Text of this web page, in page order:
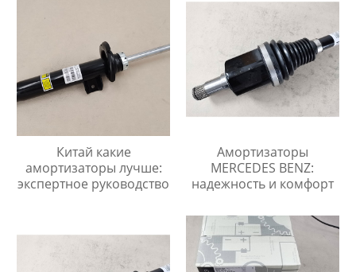
Китай какие
амортизаторы лучше:
экспертное руководство
Амортизаторы
MERCEDES BENZ:
надежность и комфорт